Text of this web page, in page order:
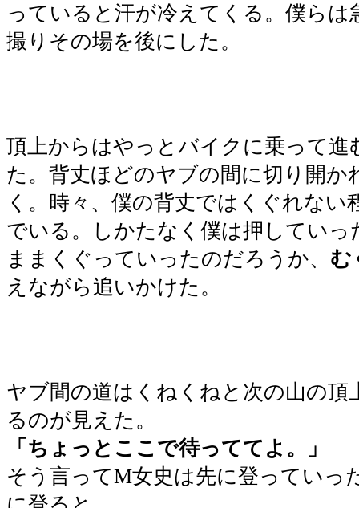
っていると汗が冷えてくる。僕らは
撮りその場を後にした。
頂上からはやっとバイクに乗って進
た。背丈ほどのヤブの間に切り開か
く。時々、僕の背丈ではくぐれない
でいる。しかたなく僕は押していっ
ままくぐっていったのだろうか、 む
えながら追いかけた。
ヤブ間の道はくねくねと次の山の頂
るのが見えた。
「ちょっとここで待っててよ。」
そう言ってM女史は先に登っていっ